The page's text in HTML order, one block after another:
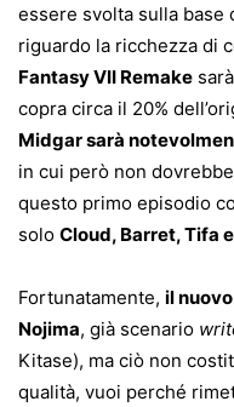
essere svolta sulla base
riguardo la ricchezza di
Fantasy VII Remake
copra circa il 20%
Midgar sarà
in cui però non
questo primo episodio
solo Cloud, Barret, Tifa
Fortunatamente, il
Nojima, già scenario
Kitase), ma ciò non
qualità, vuoi perché